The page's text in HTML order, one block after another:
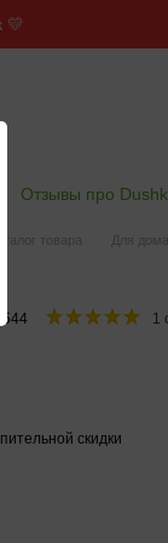
💛
Отзывы про
товара Для дома
1
скидки